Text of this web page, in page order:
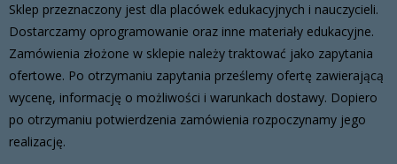
Sklep przeznaczony jest dla placówek edukacyjnych i nauczycieli.
Dostarczamy oprogramowanie oraz inne materiały edukacyjne.
Zamówienia złożone w sklepie należy traktować jako zapytania
ofertowe. Po otrzymaniu zapytania prześlemy ofertę zawierającą
wycenę, informację o możliwości i warunkach dostawy. Dopiero
po otrzymaniu potwierdzenia zamówienia rozpoczynamy jego
realizację.